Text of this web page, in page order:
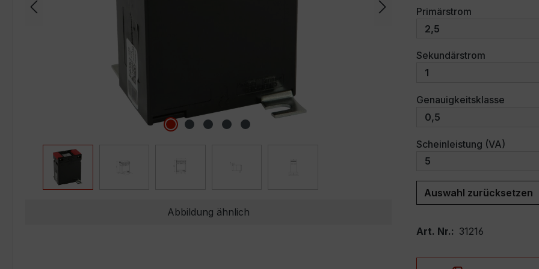
Abbildung ähnlich
Primärstrom
Sekundärstrom
Genauigkeitsklasse
Scheinleistung (VA)
Auswahl zurücksetzen
Art. Nr.: 31216